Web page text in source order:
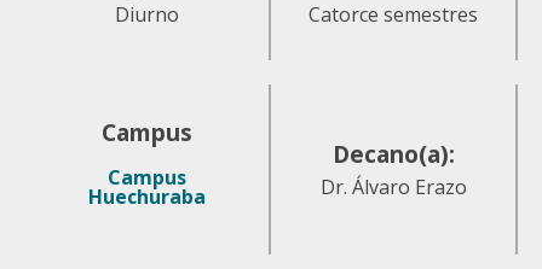
Diurno Catorce semestres
Campus
Campus
Huechuraba
Decano(a):
Dr. Álvaro Erazo